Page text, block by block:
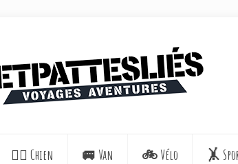
🐕‍🦺 Chien 🚐 Van 🚲 Vélo 🤸